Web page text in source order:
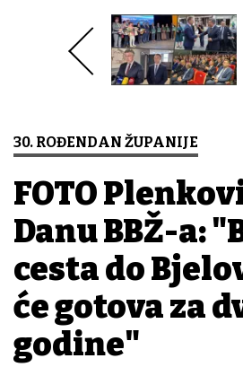
30. ROĐENDAN ŽUPANIJE
FOTO
Danu BBŽ-a:
cesta do
će gotova za
godine"